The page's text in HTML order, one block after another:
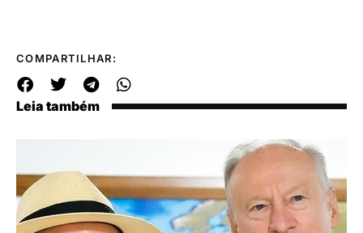
COMPARTILHAR:
Leia também